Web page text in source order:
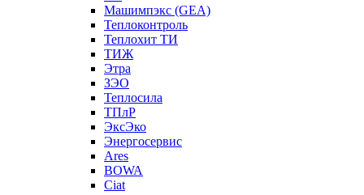
Машимпэкс (GEA)
Теплоконтроль
Теплохит ТИ
ТИЖ
Этра
ЗЭО
Теплосила
ТПлР
ЭксЭко
Энергосервис
Ares
BOWA
Ciat